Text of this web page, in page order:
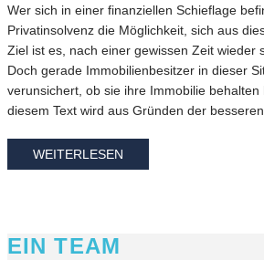
Wer sich in einer finanziellen Schieflage
Privatinsolvenz die Möglichkeit, sich aus
Ziel ist es, nach einer gewissen Zeit wieder
Doch gerade Immobilienbesitzer in dieser
verunsichert, ob sie ihre Immobilie behalten
diesem Text wird aus Gründen der
WEITERLESEN
EIN TEAM